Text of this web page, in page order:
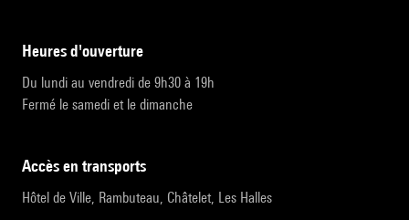
heures d'ouverture
Du lundi au vendredi de 9h30 à 19h
Fermé le samedi et le dimanche
accès en transports
Hôtel de Ville, Rambuteau, Châtelet, Les Halles